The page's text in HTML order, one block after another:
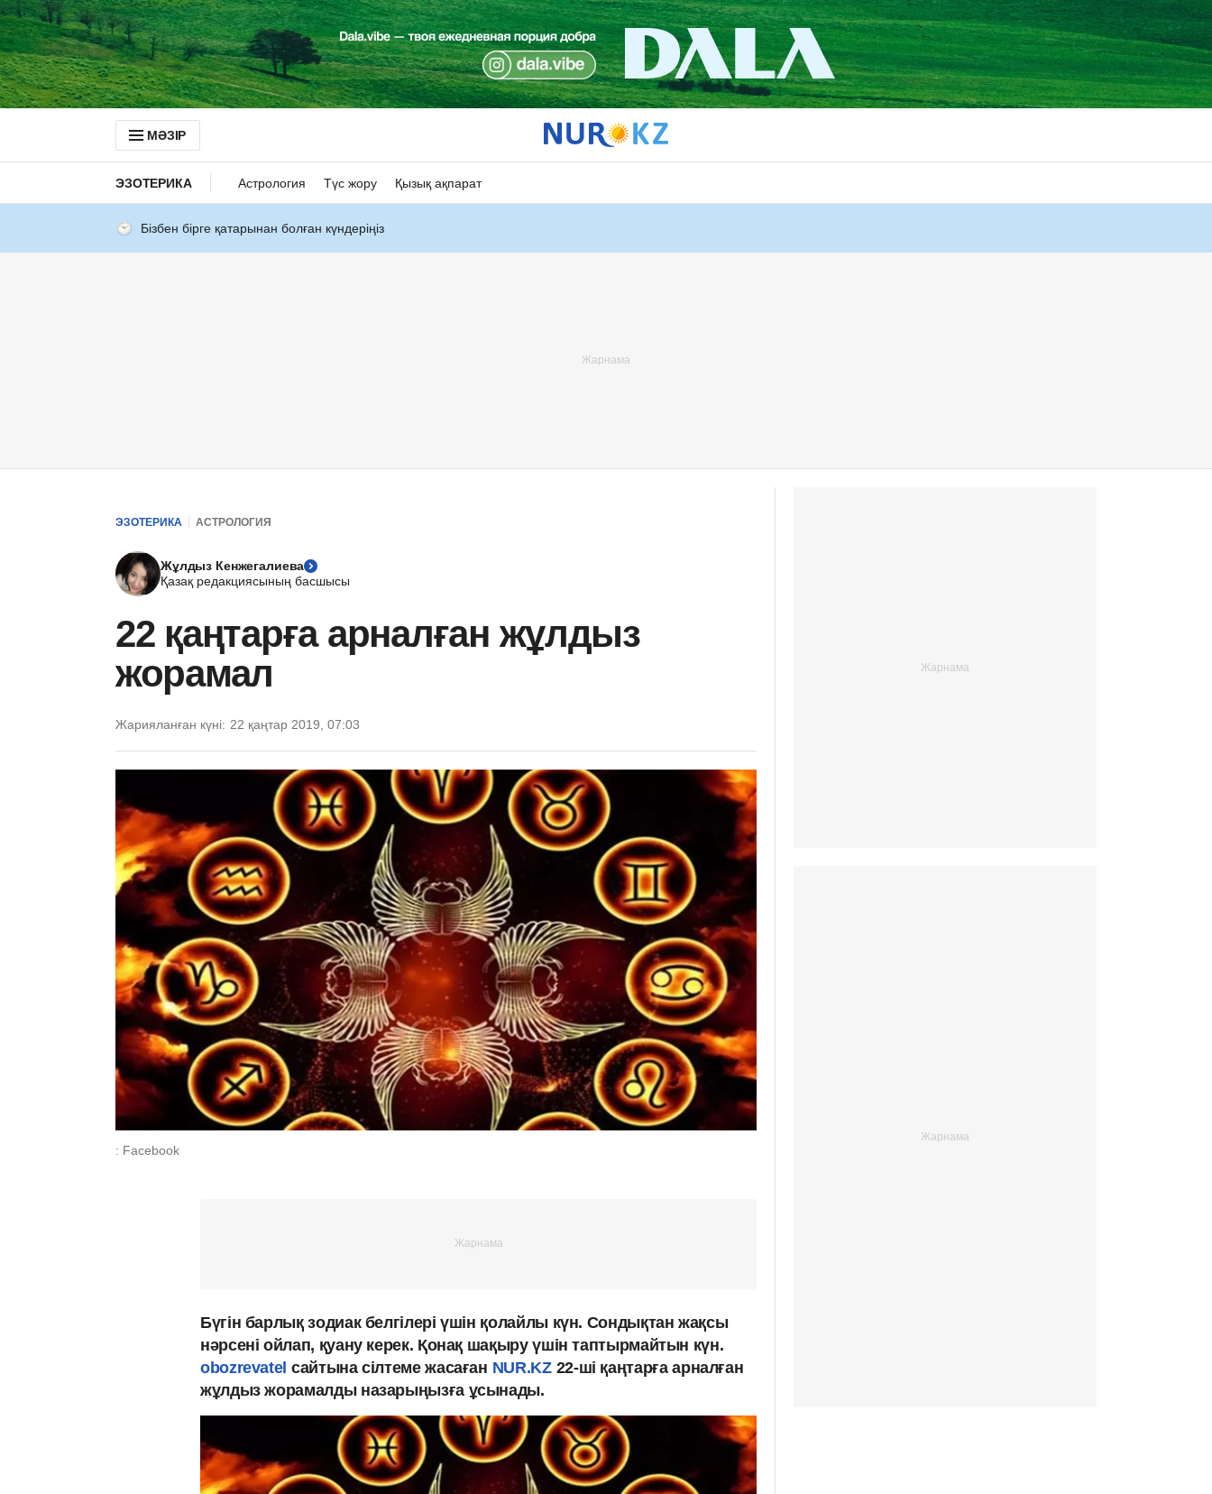
МӘЗІР
ЭЗОТЕРИКА Астрология Түс жору Қызық ақпарат
Бізбен бірге қатарынан болған күндеріңіз
ЭЗОТЕРИКА АСТРОЛОГИЯ
Жұлдыз Кенжегалиева
Қазақ редакциясының басшысы
22 қаңтарға арналған жұлдыз
жорамал
Жарияланған күні: 22 қаңтар 2019, 07:03
: Facebook
Бүгін барлық зодиак белгілері үшін қолайлы күн. Сондықтан жақсы
нәрсені ойлап, қуану керек. Қонақ шақыру үшін таптырмайтын күн.
obozrevatel сайтына сілтеме жасаған NUR.KZ 22-ші қаңтарға арналған
жұлдыз жорамалды назарыңызға ұсынады.